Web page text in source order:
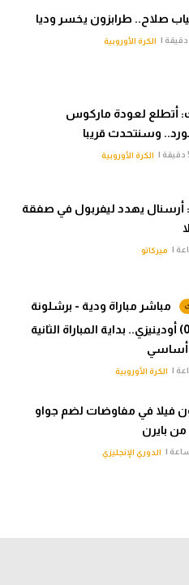
صلاح.. طرابزون يخسر وديا
الكرة الأوروبية
أتطلع لعودة ماركوس
وسنتحدث قريبا
الكرة الأوروبية
أرسنال يهدد ليفربول في صفقة
| ميركاتو
مباشر مباراة ودية - برشلونة
(0)-(0) أودينيزي.. بداية المباراة الثانية
أساسي
| الكرة الأوروبية
فيلا في مفاوضات لضم جواو
من بايرن
الدوري الإنجليزي